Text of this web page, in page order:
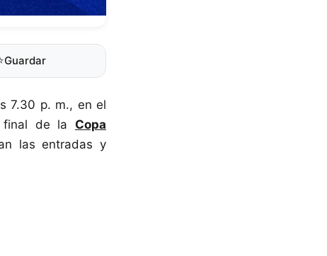
Guardar
7.30 p. m., en el
final de la Copa
las entradas y